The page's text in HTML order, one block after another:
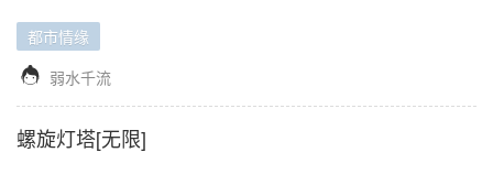
都市情缘
 弱水千流
螺旋灯塔[无限]